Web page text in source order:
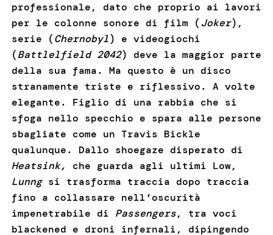
professionale, dato che proprio ai lavori
per le colonne sonore di film ( Joker),
serie (Chernobyl) e videogiochi
(Battlelfield 2042) deve la maggior parte
della sua fama. Ma questo è un disco
stranamente triste e riflessivo. A volte
elegante. Figlio di una rabbia che si
sfoga nello specchio e spara alle persone
sbagliate come un Travis Bickle
qualunque. Dallo shoegaze disperato di
Heatsink, che guarda agli ultimi Low,
Lunngsi trasforma traccia dopo traccia
fino a collassare nell’oscurità
impenetrabile di Passengers, tra voci
blackened e droni infernali, dipingendo